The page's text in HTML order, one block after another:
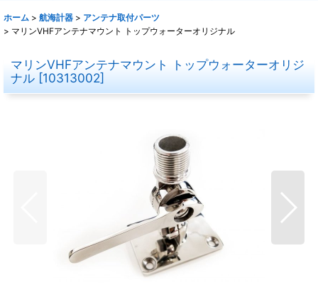
ホーム > 航海計器 > アンテナ取付パーツ
> マリンVHFアンテナマウント トップウォーターオリジナル
マリンVHFアンテナマウント トップウォーターオリジ
ナル [10313002]